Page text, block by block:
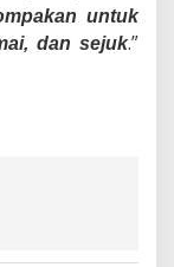
untuk
dan sejuk.”